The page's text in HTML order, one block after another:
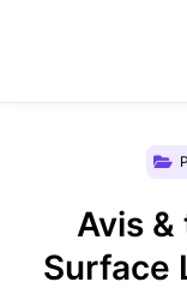
Avis
Surface